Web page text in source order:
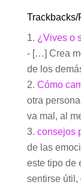
¿Vives o
- […] Crea
de los
Cómo
otra
va mal, al
consejos
de las
este tipo de
sentirse